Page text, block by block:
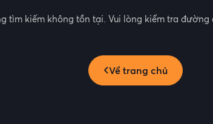
tìm kiếm không tồn tại. Vui lòng kiểm tra đường
Về trang chủ